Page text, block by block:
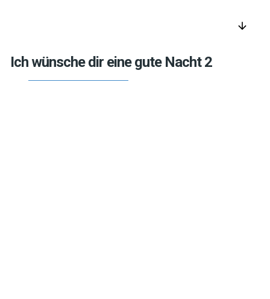
arrow_downward
Ich wünsche dir eine gute Nacht 2